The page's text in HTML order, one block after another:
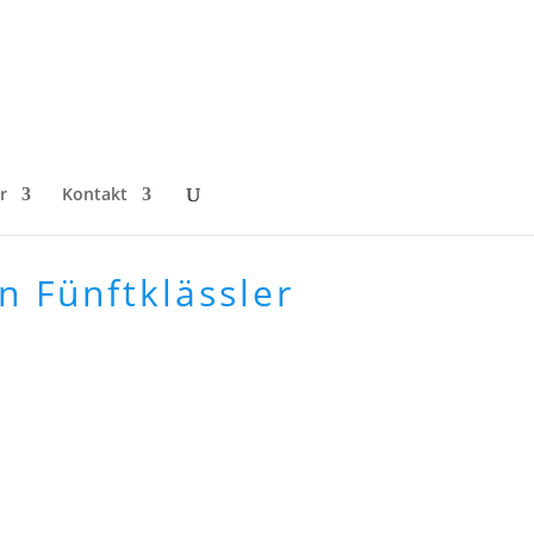
Kontakt
Fünftklässler